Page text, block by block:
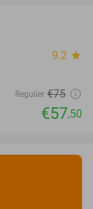
9.2 star
Regulier €75
€57,50